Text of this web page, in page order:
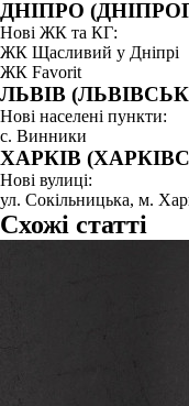
ДНІПРО
Нові ЖК та КГ:
ЖК Щасливий у Дніпрі
ЖК Favorit
ЛЬВІВ
Нові населені пункти:
с. Винники
ХАРКІВ
Нові вулиці:
ул. Сокільницька, м.
Схожі статті